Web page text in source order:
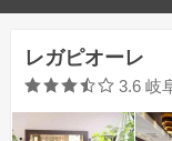
レガピオーレ
口コミ
3.6 岐